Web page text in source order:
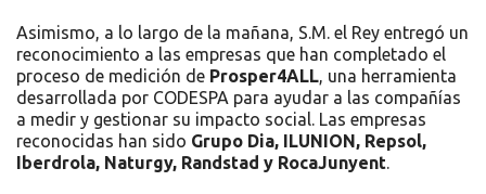
Asimismo, a lo largo de la mañana, S.M. el Rey entregó un
reconocimiento a las empresas que han completado el
proceso de medición de Prosper4ALL, una herramienta
desarrollada por CODESPA para ayudar a las compañías
a medir y gestionar su impacto social. Las empresas
reconocidas han sido Grupo Dia, ILUNION, Repsol,
Iberdrola, Naturgy, Randstad y RocaJunyent.